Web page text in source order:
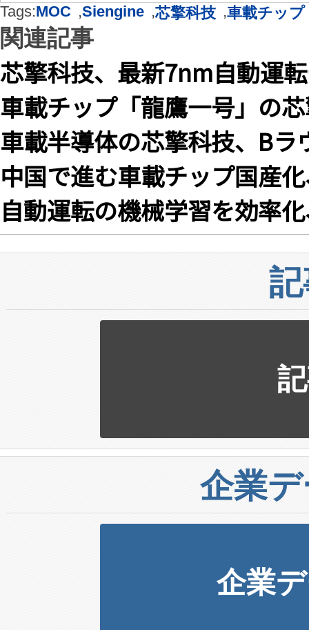
Tags:MOC ,Siengine ,芯擎科技 ,車載チップ
関連記事
芯擎科技、最新7nm自動運
車載チップ「龍鷹一号」の
車載半導体の芯擎科技、B
中国で進む車載チップ国産
自動運転の機械学習を効率
企業
企業